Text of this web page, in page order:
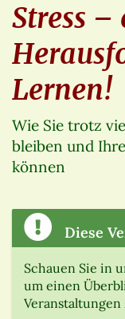
Stress –
Lernen!
Wie Sie trotz
bleiben und
können
Diese
Schauen Sie in
um einen